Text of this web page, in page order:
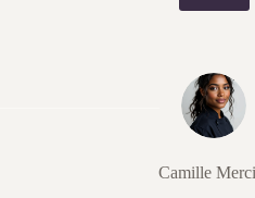
Camille